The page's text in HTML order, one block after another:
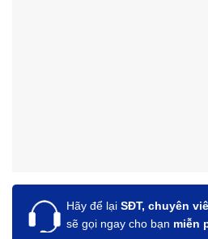
Hãy để lại SĐT, chuyên
sẽ gọi ngay cho bạn miễn